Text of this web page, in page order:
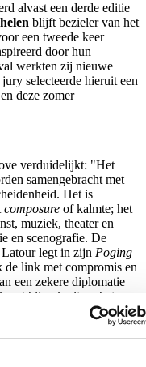
alvast een derde editie
blijft bezieler van het
een tweede keer
door hun
werkten zij nieuwe
selecteerde hieruit een
deze zomer
verduidelijkt: "Het
samengebracht met
Het is
composure of kalmte; het
muziek, theater en
en scenografie. De
legt in zijn Poging
de link met compromis en
een zekere diplomatie
hij ook uit op het
van
componeren is er altijd
maar ook mislukken.